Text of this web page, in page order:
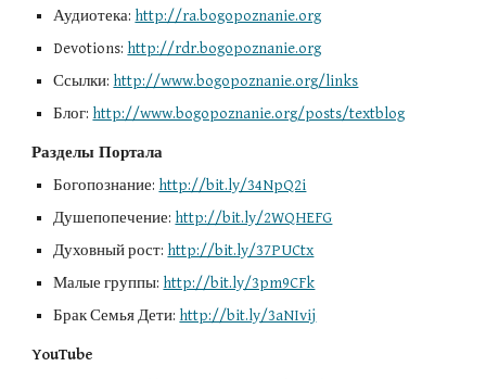
Аудиотека: http://ra.bogopoznanie.org
Devotions: http://rdr.bogopoznanie.org
Ссылки: http://www.bogopoznanie.org/links
Блог: http://www.bogopoznanie.org/posts/textblog
Разделы Портала
Богопознание: http://bit.ly/34NpQ2i
Душепопечение: http://bit.ly/2WQHEFG
Духовный рост: http://bit.ly/37PUCtx
Малые группы: http://bit.ly/3pm9CFk
Брак Семья Дети: http://bit.ly/3aNIvij
YouTube